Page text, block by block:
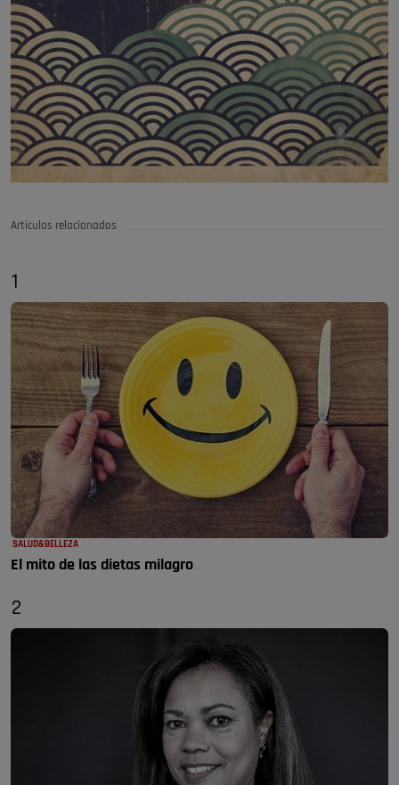
Artículos relacionados
1
SALUD&BELLEZA
El mito de las dietas milagro
2